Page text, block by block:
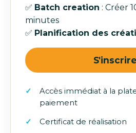
✅ Batch creation : Créer
minutes
✅ Planification des
quantité
de
Canva
Maîtrisez
S'inscrire
Accès immédiat à la
paiement
Certificat de réalisation